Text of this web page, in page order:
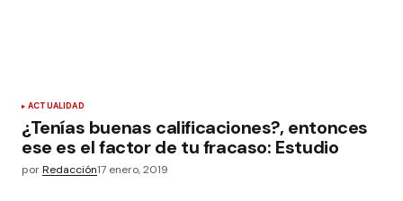
ACTUALIDAD
¿Tenías buenas calificaciones?, entonces
ese es el factor de tu fracaso: Estudio
porRedacción17 enero, 2019